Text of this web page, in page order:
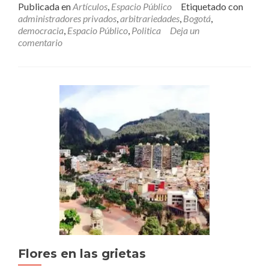
pero
sin
Alma
Publicada enArtículos, Espacio Público
Etiquetado con
administradores privados,arbitrariedades, Bogotá,
democracia, Espacio Público, Politica
Deja un
comentario
Flores en las grietas